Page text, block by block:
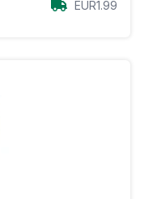
EUR1.99